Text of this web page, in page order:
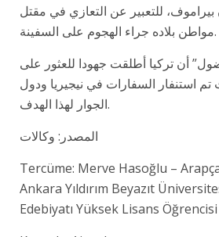
بيراموف، للتعبير عن التعازي في مقتل
مواطن بلاده جراء الهجوم على السفينة.
أن تركيا أطلقت جهودا للعثور على
استنفار السفارات في نيجيريا ودول
الجوار لهذا الهدف.
المصدر: وكالات
Tercüme: Merve Hasoğlu –
Ankara Yıldırım Beyazıt
Edebiyatı Yüksek Lisans Öğrencisi